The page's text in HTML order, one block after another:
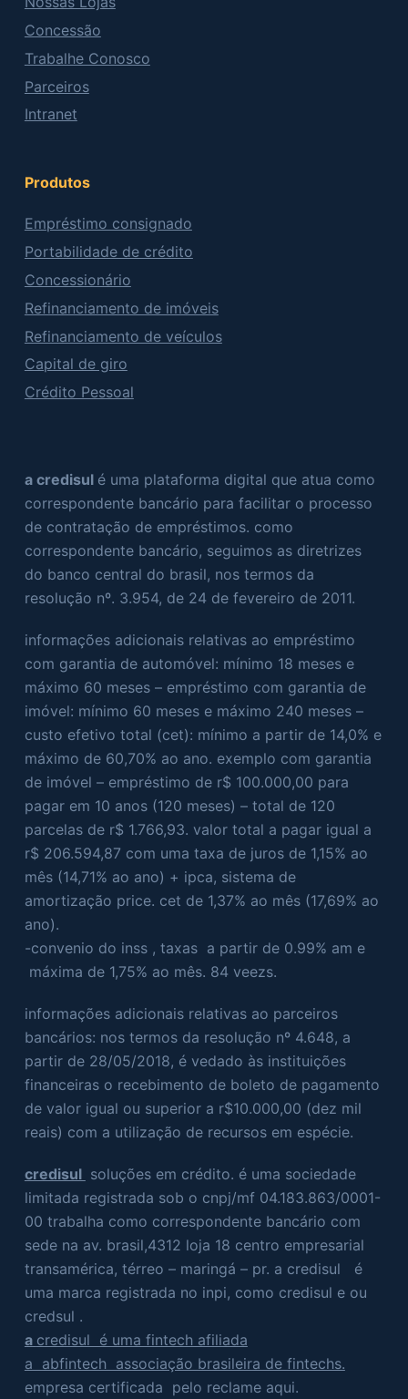
Concessão
Trabalhe Conosco
Parceiros
Intranet
Produtos
Empréstimo consignado
Portabilidade de crédito
Concessionário
Refinanciamento de imóveis
Refinanciamento de veículos
Capital de giro
Crédito Pessoal
a credisul é uma plataforma digital que atua como
correspondente bancário para facilitar o processo
de contratação de empréstimos. como
correspondente bancário, seguimos as diretrizes
do banco central do brasil, nos termos da
resolução nº. 3.954, de 24 de fevereiro de 2011.
informações adicionais relativas ao empréstimo
com garantia de automóvel: mínimo 18 meses e
máximo 60 meses – empréstimo com garantia de
imóvel: mínimo 60 meses e máximo 240 meses –
custo efetivo total (cet): mínimo a partir de 14,0% e
máximo de 60,70% ao ano. exemplo com garantia
de imóvel – empréstimo de r$ 100.000,00 para
pagar em 10 anos (120 meses) – total de 120
parcelas de r$ 1.766,93. valor total a pagar igual a
r$ 206.594,87 com uma taxa de juros de 1,15% ao
mês (14,71% ao ano) + ipca, sistema de
amortização price. cet de 1,37% ao mês (17,69% ao
ano).
-convenio do inss , taxas a partir de 0.99% am e
máxima de 1,75% ao mês. 84 veezs.
informações adicionais relativas ao parceiros
bancários: nos termos da resolução nº 4.648, a
partir de 28/05/2018, é vedado às instituições
financeiras o recebimento de boleto de pagamento
de valor igual ou superior a r$10.000,00 (dez mil
reais) com a utilização de recursos em espécie.
credisul soluções em crédito. é uma sociedade
limitada registrada sob o cnpj/mf 04.183.863/0001-
00 trabalha como correspondente bancário com
sede na av. brasil,4312 loja 18 centro empresarial
transamérica, térreo – maringá – pr. a credisul é
uma marca registrada no inpi, como credisul e ou
credsul .
a credisul é uma fintech afiliada
a abfintech associação brasileira de fintechs.
empresa certificada pelo reclame aqui.